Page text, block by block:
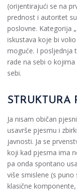
(orijentirajući se na
prednost i autoritet
poslovne. Kategorija
iskustava koje bi
moguće. I posljednja
rade na sebi o
sebi.
STRUKTURA
Ja nisam običan
usavrše pjesmu i
javnosti. Ja se
koji kad pjesma ima
pa onda spontano
više smislene (s
klasične